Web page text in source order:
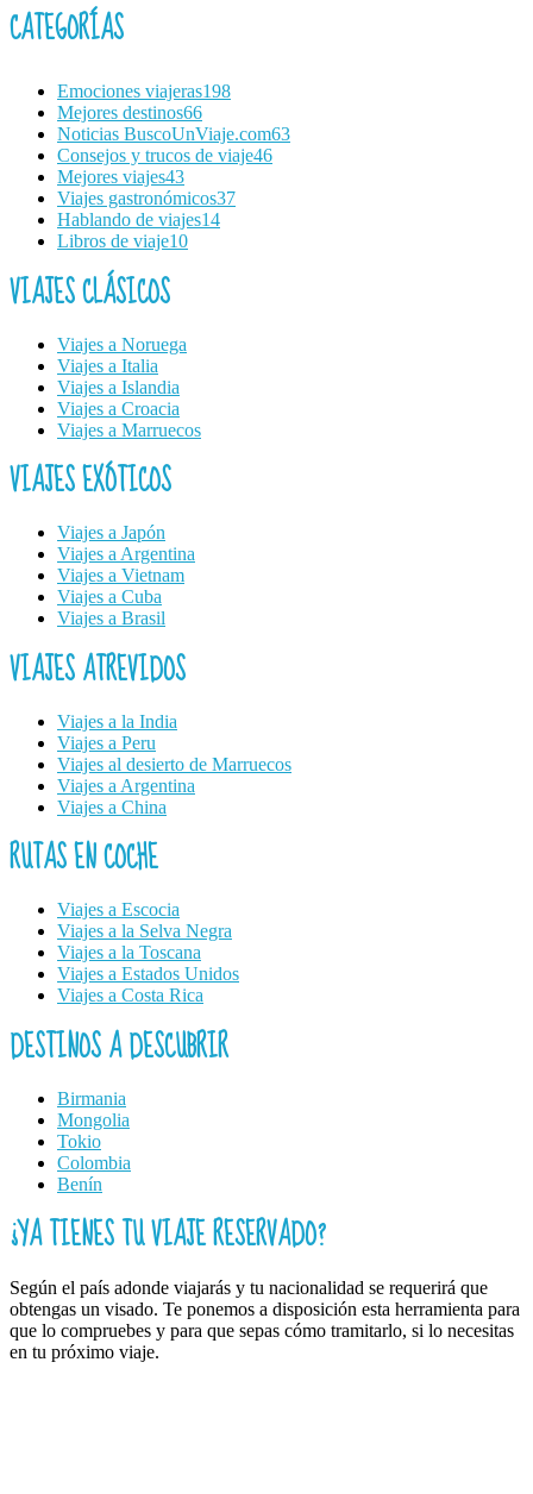
CATEGORÍAS
Emociones viajeras198
Mejores destinos66
Noticias BuscoUnViaje.com63
Consejos y trucos de viaje46
Mejores viajes43
Viajes gastronómicos37
Hablando de viajes14
Libros de viaje10
VIAJES CLÁSICOS
Viajes a Noruega
Viajes a Italia
Viajes a Islandia
Viajes a Croacia
Viajes a Marruecos
VIAJES EXÓTICOS
Viajes a Japón
Viajes a Argentina
Viajes a Vietnam
Viajes a Cuba
Viajes a Brasil
VIAJES ATREVIDOS
Viajes a la India
Viajes a Peru
Viajes al desierto de Marruecos
Viajes a Argentina
Viajes a China
RUTAS EN COCHE
Viajes a Escocia
Viajes a la Selva Negra
Viajes a la Toscana
Viajes a Estados Unidos
Viajes a Costa Rica
DESTINOS A DESCUBRIR
Birmania
Mongolia
Tokio
Colombia
Benín
¿YA TIENES TU VIAJE RESERVADO?
Según el país adonde viajarás y tu nacionalidad se requerirá que
obtengas un visado. Te ponemos a disposición esta herramienta para
que lo compruebes y para que sepas cómo tramitarlo, si lo necesitas
en tu próximo viaje.